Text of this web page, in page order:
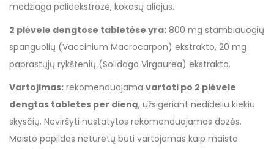
medžiaga polidekstrozė, kokosų aliejus.
2 plėvele dengtose tabletėse yra: 800 mg stambiauogių
spanguolių (Vaccinium Macrocarpon) ekstrakto, 20 mg
paprastųjų rykštenių (Solidago Virgaurea) ekstrakto.
Vartojimas: rekomenduojama vartoti po 2 plėvele
dengtas tabletes per dieną, užsigeriant nedideliu kiekiu
skysčių. Neviršyti nustatytos rekomenduojamos dozės.
Maisto papildas neturėtų būti vartojamas kaip maisto